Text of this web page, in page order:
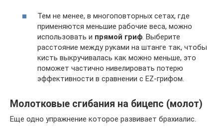
Тем не менее, в многоповторных сетах, где
применяются меньшие рабочие веса, можно
использовать и прямой гриф . Выберите
расстояние между руками на штанге так, чтобы
кисть выкручивалась как можно меньше, это
поможет частично нивелировать потерю
эффективности в сравнении с EZ-грифом.
Молотковые сгибания на бицепс (молот)
Еще одно упражнение которое развивает брахиалис.